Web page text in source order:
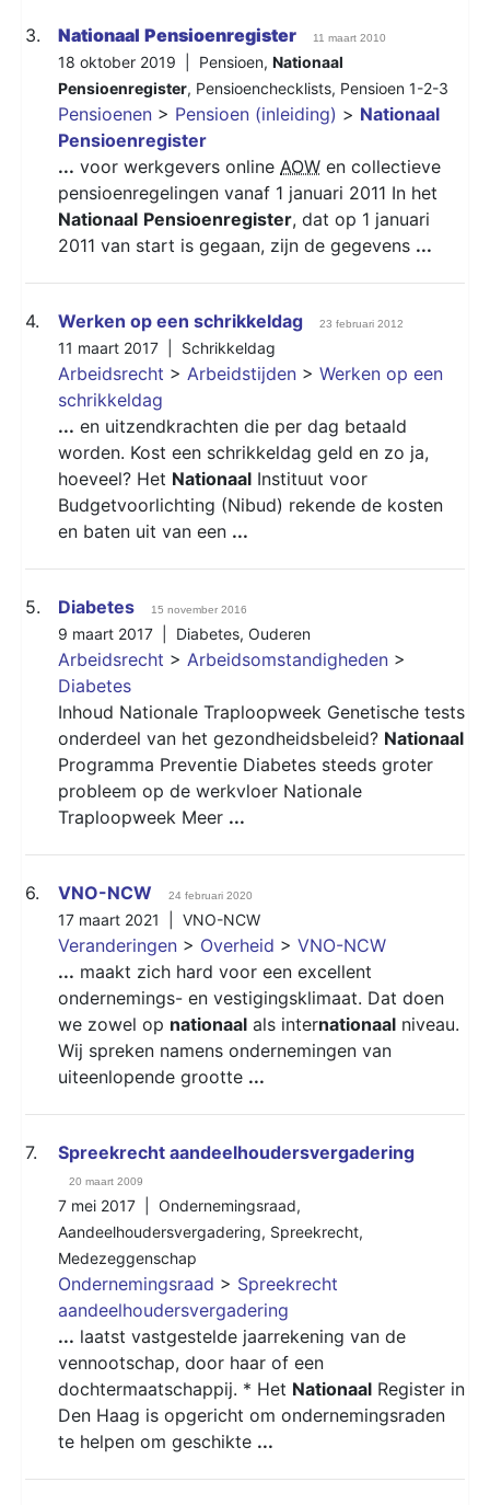
3. Nationaal Pensioenregister 11 maart 2010
18 oktober 2019 | Pensioen, Nationaal
Pensioenregister, Pensioenchecklists, Pensioen 1-2-3
Pensioenen > Pensioen (inleiding) > Nationaal
Pensioenregister
... voor werkgevers online AOW en collectieve
pensioenregelingen vanaf 1 januari 2011 In het
Nationaal Pensioenregister, dat op 1 januari
2011 van start is gegaan, zijn de gegevens ...
4. Werken op een schrikkeldag 23 februari 2012
11 maart 2017 | Schrikkeldag
Arbeidsrecht > Arbeidstijden > Werken op een
schrikkeldag
... en uitzendkrachten die per dag betaald
worden. Kost een schrikkeldag geld en zo ja,
hoeveel? Het Nationaal Instituut voor
Budgetvoorlichting (Nibud) rekende de kosten
en baten uit van een ...
5. Diabetes 15 november 2016
9 maart 2017 | Diabetes, Ouderen
Arbeidsrecht > Arbeidsomstandigheden >
Diabetes
Inhoud Nationale Traploopweek Genetische tests
onderdeel van het gezondheidsbeleid? Nationaal
Programma Preventie Diabetes steeds groter
probleem op de werkvloer Nationale
Traploopweek Meer ...
6. VNO-NCW 24 februari 2020
17 maart 2021 | VNO-NCW
Veranderingen > Overheid > VNO-NCW
... maakt zich hard voor een excellent
ondernemings- en vestigingsklimaat. Dat doen
we zowel op nationaal als internationaal niveau.
Wij spreken namens ondernemingen van
uiteenlopende grootte ...
7. Spreekrecht aandeelhoudersvergadering
20 maart 2009
7 mei 2017 | Ondernemingsraad,
Aandeelhoudersvergadering, Spreekrecht,
Medezeggenschap
Ondernemingsraad > Spreekrecht
aandeelhoudersvergadering
... laatst vastgestelde jaarrekening van de
vennootschap, door haar of een
dochtermaatschappij. * Het Nationaal Register in
Den Haag is opgericht om ondernemingsraden
te helpen om geschikte ...